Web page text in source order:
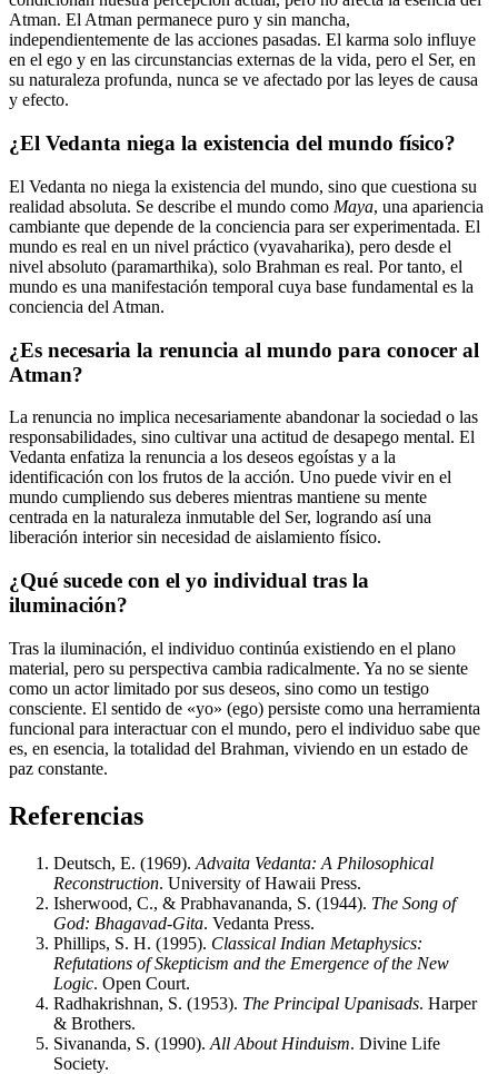
Atman. El Atman permanece puro y sin mancha,
independientemente de las acciones pasadas. El karma solo influye
en el ego y en las circunstancias externas de la vida, pero el Ser, en
su naturaleza profunda, nunca se ve afectado por las leyes de causa
y efecto.
¿El Vedanta niega la existencia del mundo físico?
El Vedanta no niega la existencia del mundo, sino que cuestiona su
realidad absoluta. Se describe el mundo como Maya, una apariencia
cambiante que depende de la conciencia para ser experimentada. El
mundo es real en un nivel práctico (vyavaharika), pero desde el
nivel absoluto (paramarthika), solo Brahman es real. Por tanto, el
mundo es una manifestación temporal cuya base fundamental es la
conciencia del Atman.
¿Es necesaria la renuncia al mundo para conocer al
Atman?
La renuncia no implica necesariamente abandonar la sociedad o las
responsabilidades, sino cultivar una actitud de desapego mental. El
Vedanta enfatiza la renuncia a los deseos egoístas y a la
identificación con los frutos de la acción. Uno puede vivir en el
mundo cumpliendo sus deberes mientras mantiene su mente
centrada en la naturaleza inmutable del Ser, logrando así una
liberación interior sin necesidad de aislamiento físico.
¿Qué sucede con el yo individual tras la
iluminación?
Tras la iluminación, el individuo continúa existiendo en el plano
material, pero su perspectiva cambia radicalmente. Ya no se siente
como un actor limitado por sus deseos, sino como un testigo
consciente. El sentido de «yo» (ego) persiste como una herramienta
funcional para interactuar con el mundo, pero el individuo sabe que
es, en esencia, la totalidad del Brahman, viviendo en un estado de
paz constante.
Referencias
Deutsch, E. (1969). Advaita Vedanta: A Philosophical
Reconstruction. University of Hawaii Press.
Isherwood, C., & Prabhavananda, S. (1944). The Song of
God: Bhagavad-Gita. Vedanta Press.
Phillips, S. H. (1995). Classical Indian Metaphysics:
Refutations of Skepticism and the Emergence of the New
Logic. Open Court.
Radhakrishnan, S. (1953). The Principal Upanisads. Harper
& Brothers.
Sivananda, S. (1990). All About Hinduism. Divine Life
Society.